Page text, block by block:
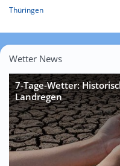
Thüringen
Wetter News
7-Tage-Wetter:
Landregen